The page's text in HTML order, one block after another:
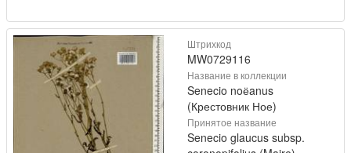
Штрихкод
MW0729116
Название в коллекции
Senecio noёanus
(Крестовник Ное)
Принятое название
Senecio glaucus subsp.